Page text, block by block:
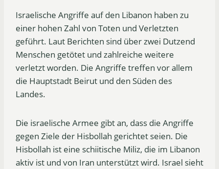
Israelische Angriffe auf den Libanon haben zu
einer hohen Zahl von Toten und Verletzten
geführt. Laut Berichten sind über zwei Dutzend
Menschen getötet und zahlreiche weitere
verletzt worden. Die Angriffe treffen vor allem
die Hauptstadt Beirut und den Süden des
Landes.
Die israelische Armee gibt an, dass die Angriffe
gegen Ziele der Hisbollah gerichtet seien. Die
Hisbollah ist eine schiitische Miliz, die im Libanon
aktiv ist und von Iran unterstützt wird. Israel sieht